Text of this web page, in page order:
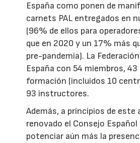
España como ponen de
carnets PAL entregados en
(96% de ellos para
que en 2020 y un 17% más
pre-pandemia). La
España con 54 miembros,
formación (incluidos 10
93 instructores.
Además, a principios de este
renovado el Consejo Español
potenciar aún más la